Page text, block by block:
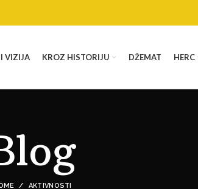
VIZIJA KROZ HISTORIJU DŽEMAT HERC
AKTIVNOSTI